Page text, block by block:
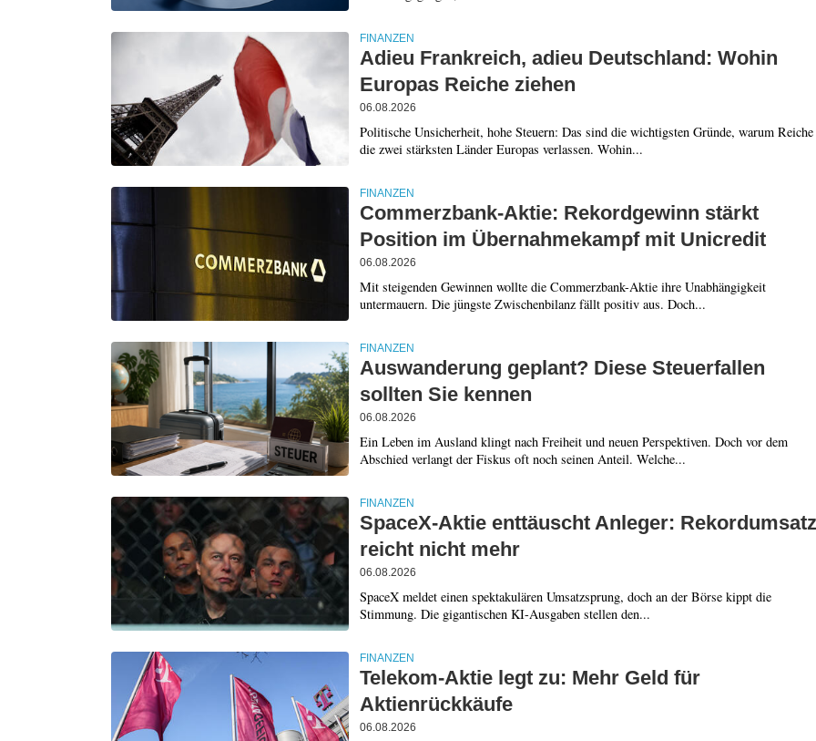
FINANZEN
Adieu Frankreich, adieu Deutschland: Wohin
Europas Reiche ziehen
06.08.2026
Politische Unsicherheit, hohe Steuern: Das sind die wichtigsten Gründe, warum Reiche
die zwei stärksten Länder Europas verlassen. Wohin...
FINANZEN
Commerzbank-Aktie: Rekordgewinn stärkt
Position im Übernahmekampf mit Unicredit
06.08.2026
Mit steigenden Gewinnen wollte die Commerzbank-Aktie ihre Unabhängigkeit
untermauern. Die jüngste Zwischenbilanz fällt positiv aus. Doch...
FINANZEN
Auswanderung geplant? Diese Steuerfallen
sollten Sie kennen
06.08.2026
Ein Leben im Ausland klingt nach Freiheit und neuen Perspektiven. Doch vor dem
Abschied verlangt der Fiskus oft noch seinen Anteil. Welche...
FINANZEN
SpaceX-Aktie enttäuscht Anleger: Rekordumsatz
reicht nicht mehr
06.08.2026
SpaceX meldet einen spektakulären Umsatzsprung, doch an der Börse kippt die
Stimmung. Die gigantischen KI-Ausgaben stellen den...
FINANZEN
Telekom-Aktie legt zu: Mehr Geld für
Aktienrückkäufe
06.08.2026